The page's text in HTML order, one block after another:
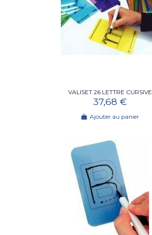
VALISET 26 LETTRE CURSIVE
37,68 €
Ajouter au panier